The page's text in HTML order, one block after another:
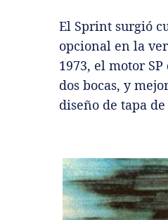
El Sprint surgió
opcional en la
1973, el motor
dos bocas, y
diseño de tapa